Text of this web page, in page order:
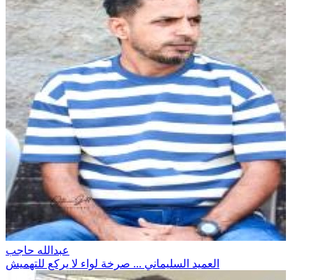
عبدالله حاجب
العميد السليماني ... صرخة لواء لا يركع للتهميش